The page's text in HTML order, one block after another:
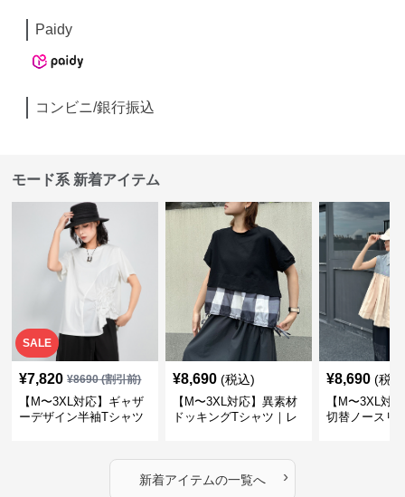
Paidy
コンビニ/銀行振込
モード系 新着アイテム
SALE
¥7,820 ¥8690(割引前)
【M〜3XL対応】ギャザ
ーデザイン半袖Tシャツ
¥8,690 (税込)
【M〜3XL対応】異素材
ドッキングTシャツ｜レ
カバー・大人モード
¥8,690 (税
【M〜3XL対
切替ノースリ
新着アイテムの一覧へ ›